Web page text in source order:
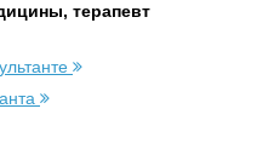
терапевт